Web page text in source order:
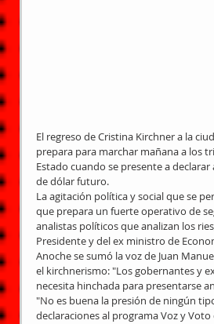
El regreso de Cristina Kirchner a la
prepara para marchar mañana a los
Estado cuando se presente a
de dólar futuro.
La agitación política y social que se
que prepara un fuerte operativo de
analistas políticos que analizan los
Presidente y del ex ministro de
Anoche se sumó la voz de Juan
el kirchnerismo: "Los gobernantes y
necesita hinchada para presentarse
"No es buena la presión de ningún
declaraciones al programa Voz y